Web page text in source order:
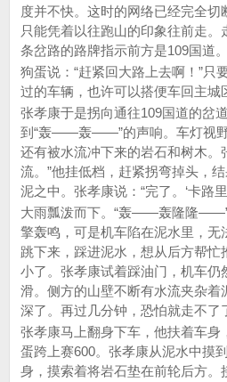
度并不快。这时的网络已经完全
只能凭着以往跑山的印象往前走。
条岔路的路牌指示前方是109国道。
狗蛋说：“赶紧回大路上去啊！”只
过的车辆，也许可以搭便车回主城
张孝康于是拐向通往109国道的岔
到“轰——轰——”的声响。车灯视野
还有被水流冲下来的岩石和树木。
流。”他挂低档，赶紧拐弯掉头，
泥之中。张孝康说：“完了。‘卡路里
大雨瓢泼而下。“轰——轰隆隆——”
擎轰鸣，可是机车陷在泥水里，无
跳下来，踩进泥水，想从后方帮忙
小了。张孝康试着踩油门，机车仍
滑。侧方的山壁不断有水流夹杂着
深了。再过几分钟，恐怕就走不了
张孝康马上翻身下车，他扶着车身
蛋跨上赛600。张孝康从泥水中摸
身，摸索着将岩石垫在前轮后方。